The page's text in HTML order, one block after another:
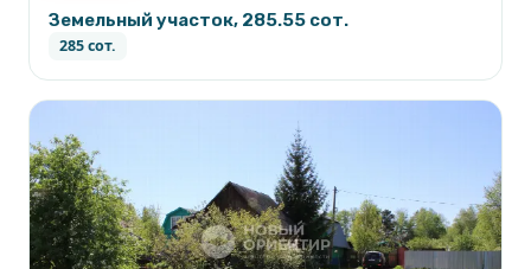
Земельный участок, 285.55 сот.
285 сот.